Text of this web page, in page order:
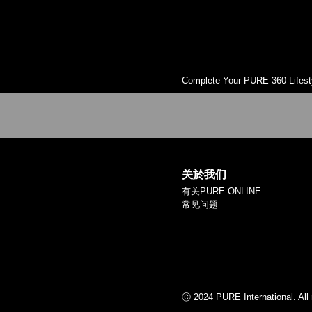
Complete Your PURE 360
关於我们
有关PURE ONLINE
常见问题
Ⓒ 2024 PURE International. All